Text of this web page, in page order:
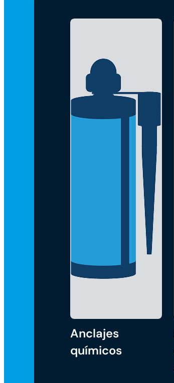
Anclajes
químicos